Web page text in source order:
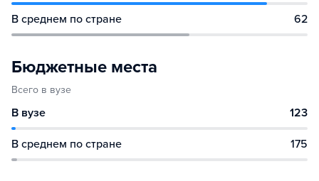
В среднем по стране 62
Бюджетные места
Всего в вузе
В вузе 123
В среднем по стране 175